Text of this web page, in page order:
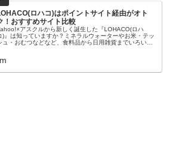
ロハコ)はポイントサイト経由がオト
！おすすめサイト比較
アスクルから新しく誕生した『LOHACO(ロハ
)』は知っていますか？ミネラルウォーターやお米・テッ
ュ・おむつなどなど、食料品から日用雑貨までいろいろ